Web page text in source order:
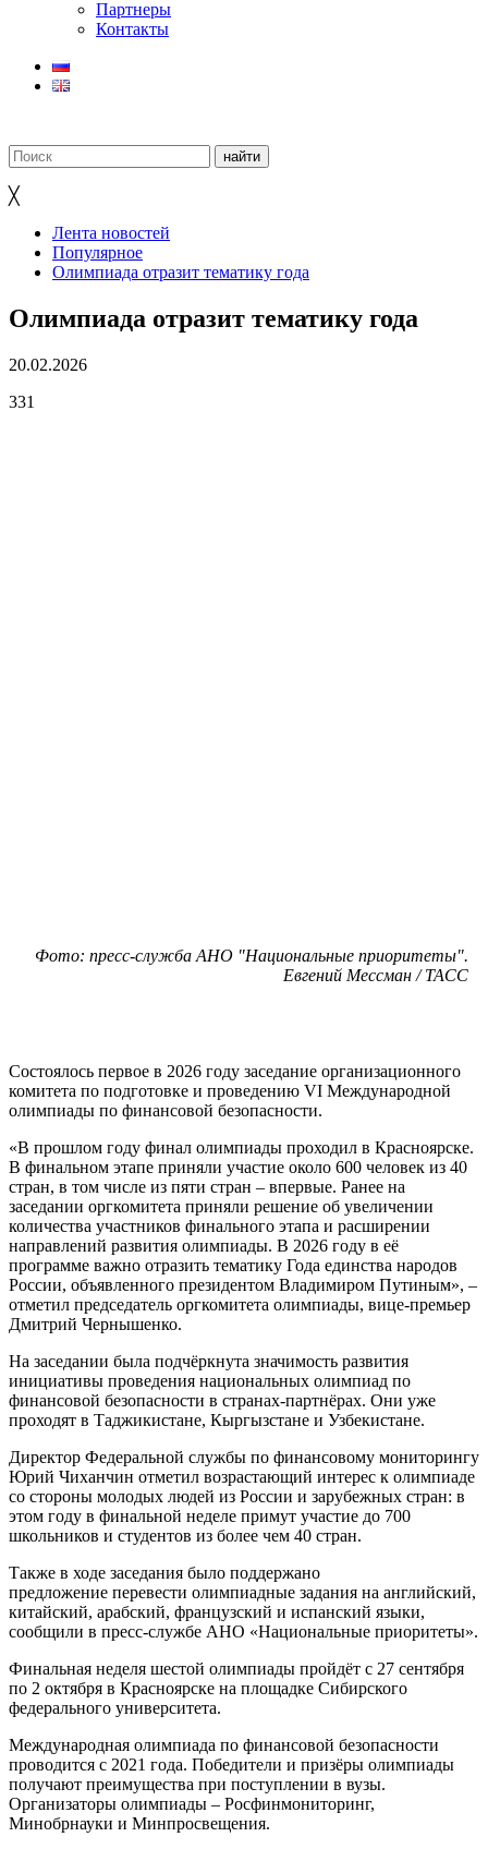
Партнеры
Контакты
╳
Лента новостей
Популярное
Олимпиада отразит тематику года
Олимпиада отразит тематику года
20.02.2026
331
Фото: пресс-служба АНО "Национальные приоритеты".
Евгений Мессман / ТАСС
Состоялось первое в 2026 году заседание организационного
комитета по подготовке и проведению VI Международной
олимпиады по финансовой безопасности.
«В прошлом году финал олимпиады проходил в Красноярске.
В финальном этапе приняли участие около 600 человек из 40
стран, в том числе из пяти стран – впервые. Ранее на
заседании оргкомитета приняли решение об увеличении
количества участников финального этапа и расширении
направлений развития олимпиады. В 2026 году в её
программе важно отразить тематику Года единства народов
России, объявленного президентом Владимиром Путиным», –
отметил председатель оргкомитета олимпиады, вице-премьер
Дмитрий Чернышенко.
На заседании была подчёркнута значимость развития
инициативы проведения национальных олимпиад по
финансовой безопасности в странах-партнёрах. Они уже
проходят в Таджикистане, Кыргызстане и Узбекистане.
Директор Федеральной службы по финансовому мониторингу
Юрий Чиханчин отметил возрастающий интерес к олимпиаде
со стороны молодых людей из России и зарубежных стран: в
этом году в финальной неделе примут участие до 700
школьников и студентов из более чем 40 стран.
Также в ходе заседания было поддержано
предложение перевести олимпиадные задания на английский,
китайский, арабский, французский и испанский языки,
сообщили в пресс-службе АНО «Национальные приоритеты».
Финальная неделя шестой олимпиады пройдёт с 27 сентября
по 2 октября в Красноярске на площадке Сибирского
федерального университета.
Международная олимпиада по финансовой безопасности
проводится с 2021 года. Победители и призёры олимпиады
получают преимущества при поступлении в вузы.
Организаторы олимпиады – Росфинмониторинг,
Минобрнауки и Минпросвещения.